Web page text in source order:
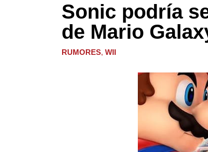
Sonic podría
de Mario
RUMORES, WII